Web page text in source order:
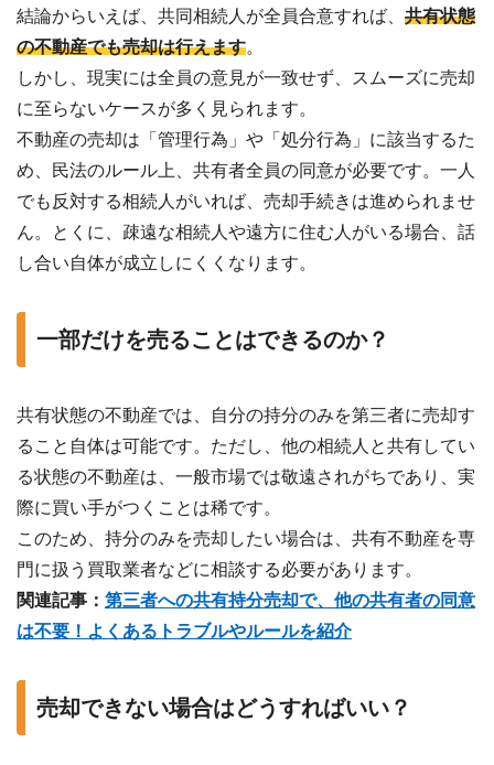
結論からいえば、共同相続人が全員合意すれば、 共有状態
の不動産でも売却は行えます。
しかし、現実には全員の意見が一致せず、スムーズに売却
に至らないケースが多く見られます。
不動産の売却は「管理行為」や「処分行為」に該当するた
め、民法のルール上、共有者全員の同意が必要です。一人
でも反対する相続人がいれば、売却手続きは進められませ
ん。とくに、疎遠な相続人や遠方に住む人がいる場合、話
し合い自体が成立しにくくなります。
一部だけを売ることはできるのか？
共有状態の不動産では、自分の持分のみを第三者に売却す
ること自体は可能です。ただし、他の相続人と共有してい
る状態の不動産は、一般市場では敬遠されがちであり、実
際に買い手がつくことは稀です。
このため、持分のみを売却したい場合は、共有不動産を専
門に扱う買取業者などに相談する必要があります。
関連記事： 第三者への共有持分売却で、他の共有者の同意
は不要！よくあるトラブルやルールを紹介
売却できない場合はどうすればいい？